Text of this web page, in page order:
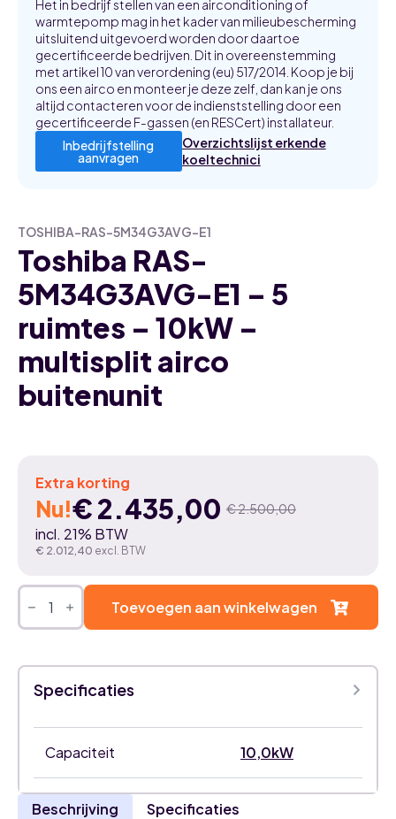
Het in bedrijf stellen van een airconditioning of
warmtepomp mag in het kader van milieubescherming
uitsluitend uitgevoerd worden door daartoe
gecertificeerde bedrijven. Dit in overeenstemming
met artikel 10 van verordening (eu) 517/2014. Koop je bij
ons een airco en monteer je deze zelf, dan kan je ons
altijd contacteren voor de indienststelling door een
gecertificeerde F-gassen (en RESCert) installateur.
Inbedrijfstelling
aanvragen
Overzichtslijst erkende
koeltechnici
TOSHIBA-RAS-5M34G3AVG-E1
Toshiba RAS-
5M34G3AVG-E1 – 5
ruimtes – 10kW –
multisplit airco
buitenunit
Extra korting
Nu! €2.500,00
Oorspronkelijke
prijs
was:
€ 2.500,00.
€2.435,00
Huidige
prijs
is:
€ 2.435,00.
incl. 21% BTW
€ 2.012,40 excl. BTW
Toshiba
RAS-
5M34G3AVG-
E1
5
ruimtes
10kW
multisplit
airco
buitenunit
aantal
Toevoegen aan winkelwagen
Specificaties
Capaciteit 10,0kW
Beschrijving Specificaties